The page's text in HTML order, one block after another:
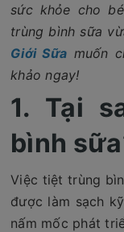
sức khỏe cho
trùng bình sữa
Giới Sữa muốn
khảo ngay!
1. Tại
bình
Việc tiệt trùng
được làm sạch
nấm mốc phát